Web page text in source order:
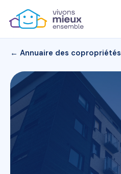
← Annuaire des copropriétés